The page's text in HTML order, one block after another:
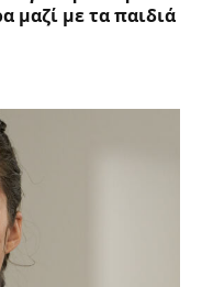
μαζί με τα παιδιά